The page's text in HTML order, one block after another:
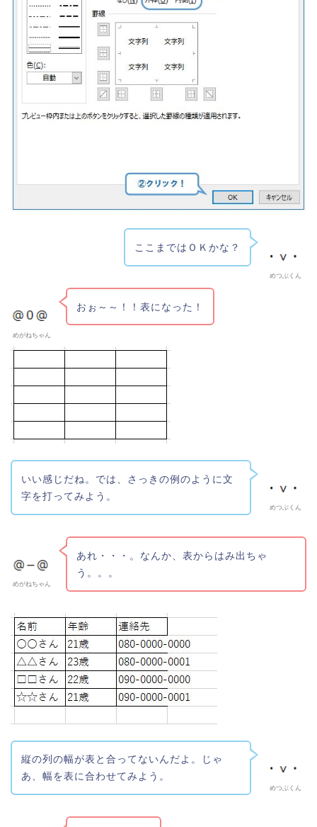
めつぶくん
ここまではＯＫかな？
めがねちゃん
おぉ～～！！表になった！
めつぶくん
いい感じだね。では、さっきの例のように文
字を打ってみよう。
めがねちゃん
あれ・・・。なんか、表からはみ出ちゃ
う。。。
めつぶくん
縦の列の幅が表と合ってないんだよ。じゃ
あ、幅を表に合わせてみよう。